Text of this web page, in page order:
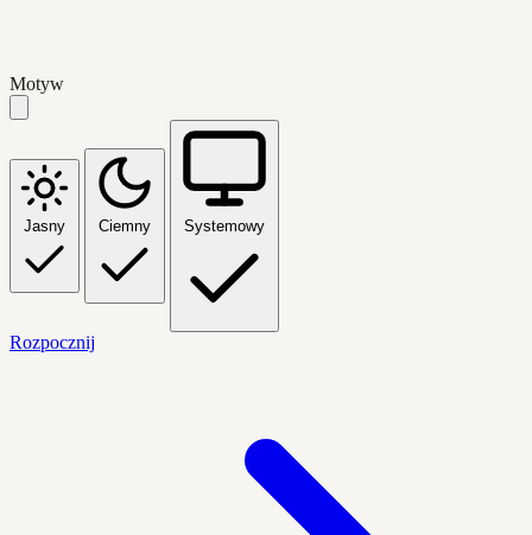
Motyw
Jasny Ciemny Systemowy
Rozpocznij